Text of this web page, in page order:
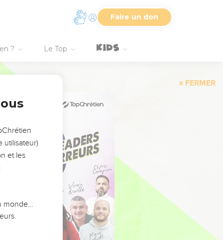
Faire un don
? Le Top
FERMER
utilisateur)
et les
monde…